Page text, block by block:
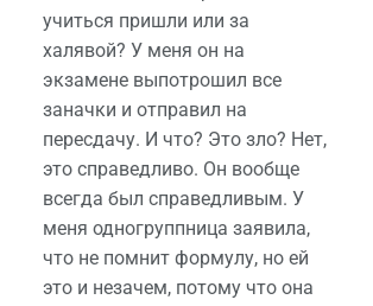
учиться пришли или за
халявой? У меня он на
экзамене выпотрошил все
заначки и отправил на
пересдачу. И что? Это зло? Нет,
это справедливо. Он вообще
всегда был справедливым. У
меня одногруппница заявила,
что не помнит формулу, но ей
это и незачем, потому что она